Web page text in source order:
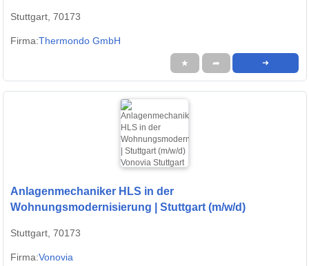
Stuttgart, 70173
Firma:Thermondo GmbH
★ ➦ ➜
Anlagenmechaniker HLS in der
Wohnungsmodernisierung | Stuttgart (m/w/d)
Stuttgart, 70173
Firma:Vonovia